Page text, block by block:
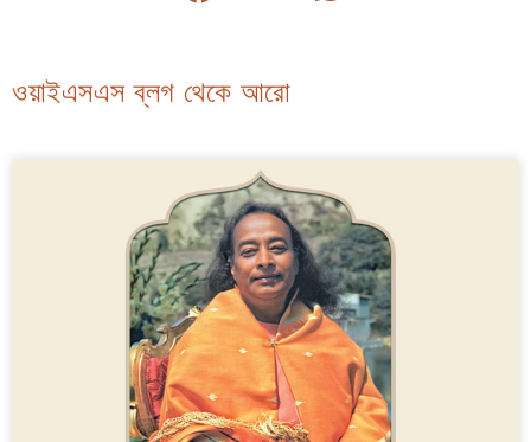
ওয়াইএসএস ব্লগ থেকে আরো